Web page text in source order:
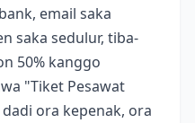
email saka
saka sedulur, tiba-
50% kanggo
"Tiket Pesawat
ora kepenak, ora